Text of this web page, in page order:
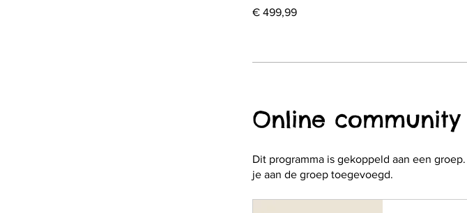
€ 499,99
Online community
Dit programma is gekoppeld aan een
je aan de groep toegevoegd.